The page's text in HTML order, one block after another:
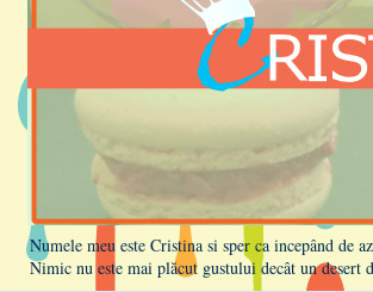
Numele meu este Cristina si sper ca incepând de
Nimic nu este mai plăcut gustului decât un desert